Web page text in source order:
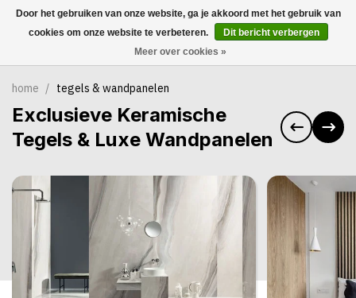
0
home / tegels & wandpanelen
Exclusieve Keramische
Tegels & Luxe Wandpanelen
Door het gebruiken van onze website, ga je akkoord met het gebruik van
cookies om onze website te verbeteren.
Dit bericht verbergen
Meer over cookies »